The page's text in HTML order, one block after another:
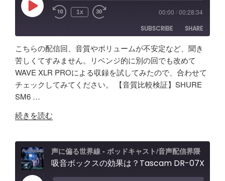
SHURE
SM63
AM8
Elgato
Wave
XLR
Pro
ビ
ュ
ー
Play
Episode 1x 00:00 /00:28:34
SUBSCRIBE
SHARE
Amazon
Apple Podcasts
RSS
Spotify
RSS FEED
SHARE
LINK
EMBED
こちらの配信回、音質やボリュームが不安定など、聞き
苦しくてすみません。リベンジ的に別の回でも改めて
WAVE XLR PROによる収録を試してみたので、合わせて
チェックしてみてください。 【音質比較検証】SHURE
SM6 …
"Elgato
PRO
試
続きを読む
声に偏る世界線 - ポッドキャスト/音声配信界隈